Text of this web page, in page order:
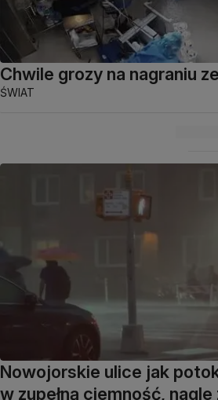
Chwile grozy na nagraniu
ŚWIAT
Nowojorskie ulice jak
w zupełną ciemność, nagle